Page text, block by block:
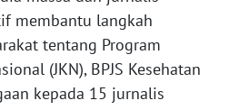
membantu langkah
tentang Program
(JKN), BPJS Kesehatan
kepada 15 jurnalis